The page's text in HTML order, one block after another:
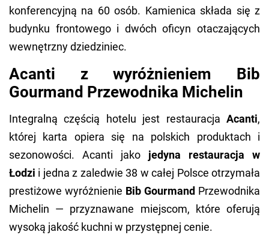
konferencyjną na 60 osób. Kamienica składa się z
budynku frontowego i dwóch oficyn otaczających
wewnętrzny dziedziniec.
Acanti z wyróżnieniem Bib
Gourmand Przewodnika Michelin
Integralną częścią hotelu jest restauracja Acanti,
której karta opiera się na polskich produktach i
sezonowości. Acanti jako jedyna restauracja w
Łodzi i jedna z zaledwie 38 w całej Polsce otrzymała
prestiżowe wyróżnienie Bib Gourmand Przewodnika
Michelin — przyznawane miejscom, które oferują
wysoką jakość kuchni w przystępnej cenie.